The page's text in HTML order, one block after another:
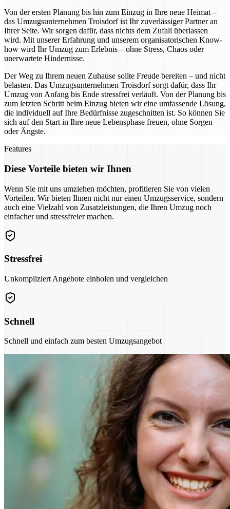
Von der ersten Planung bis hin zum Einzug in Ihre neue Heimat –
das Umzugsunternehmen Troisdorf ist Ihr zuverlässiger Partner an
Ihrer Seite. Wir sorgen dafür, dass nichts dem Zufall überlassen
wird. Mit unserer Erfahrung und unserem organisatorischen Know-
how wird Ihr Umzug zum Erlebnis – ohne Stress, Chaos oder
unerwartete Hindernisse.
Der Weg zu Ihrem neuen Zuhause sollte Freude bereiten – und nicht
belasten. Das Umzugsunternehmen Troisdorf sorgt dafür, dass Ihr
Umzug von Anfang bis Ende stressfrei verläuft. Von der Planung bis
zum letzten Schritt beim Einzug bieten wir eine umfassende Lösung,
die individuell auf Ihre Bedürfnisse zugeschnitten ist. So können Sie
sich auf den Start in Ihre neue Lebensphase freuen, ohne Sorgen
oder Ängste.
Features
Diese Vorteile bieten wir Ihnen
Wenn Sie mit uns umziehen möchten, profitieren Sie von vielen
Vorteilen. Wir bieten Ihnen nicht nur einen Umzugsservice, sondern
auch eine Vielzahl von Zusatzleistungen, die Ihren Umzug noch
einfacher und stressfreier machen.
Stressfrei
Unkompliziert Angebote einholen und vergleichen
Schnell
Schnell und einfach zum besten Umzugsangebot